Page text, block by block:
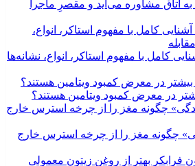
اتاق مشاوره می‌آید و مقصرِ ماجرا
کامل با مفهوم استاکر، انواع، نشانه‌ها
در معرض کمبود ویتامین هستند؟
چگونه مغز را از چرخه استرس خارج